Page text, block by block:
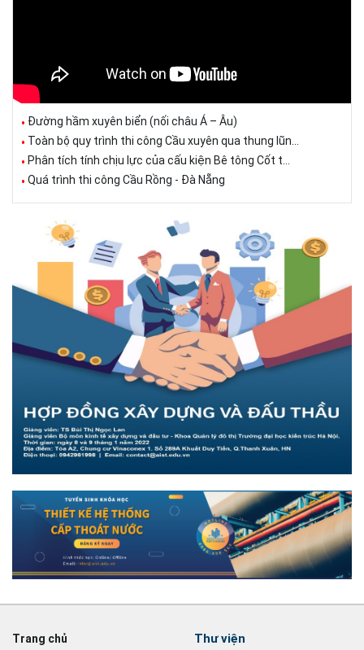
Đường hầm xuyên biển (nối châu Á – Âu)
Toàn bộ quy trình thi công Cầu xuyên qua thung lũn...
Phân tích tính chịu lực của cấu kiện Bê tông Cốt t...
Quá trình thi công Cầu Rồng - Đà Nẵng
Trang chủ
Thư viện